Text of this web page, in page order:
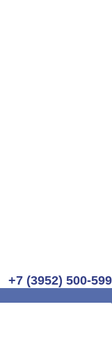
+7 (3952) 500-599